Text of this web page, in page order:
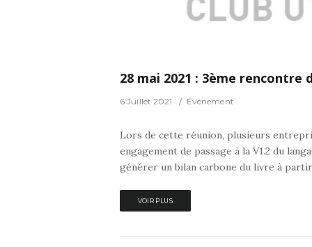
28 mai 2021 : 3ème rencontre
6 Juillet 2021 Événement
Lors de cette réunion, plusieurs
engagement de passage à la V1.2 du
générer un bilan carbone du livre à partir
VOIR PLUS